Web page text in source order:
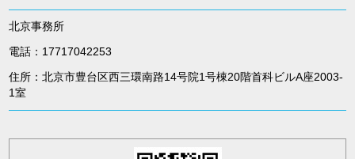
北京事務所
電話：17717042253
住所：北京市豊台区西三環南路14号院1号棟20階首科ビルA座2003-
1室